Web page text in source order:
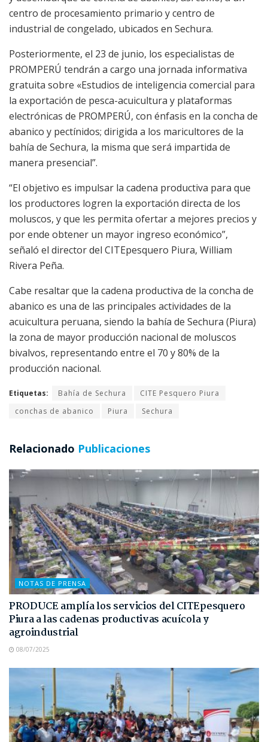
centro de procesamiento primario y centro de
industrial de congelado, ubicados en Sechura.
Posteriormente, el 23 de junio, los especialistas de
PROMPERÚ tendrán a cargo una jornada informativa
gratuita sobre «Estudios de inteligencia comercial para
la exportación de pesca-acuicultura y plataformas
electrónicas de PROMPERÚ, con énfasis en la concha de
abanico y pectínidos; dirigida a los maricultores de la
bahía de Sechura, la misma que será impartida de
manera presencial”.
“El objetivo es impulsar la cadena productiva para que
los productores logren la exportación directa de los
moluscos, y que les permita ofertar a mejores precios y
por ende obtener un mayor ingreso económico”,
señaló el director del CITEpesquero Piura, William
Rivera Peña.
Cabe resaltar que la cadena productiva de la concha de
abanico es una de las principales actividades de la
acuicultura peruana, siendo la bahía de Sechura (Piura)
la zona de mayor producción nacional de moluscos
bivalvos, representando entre el 70 y 80% de la
producción nacional.
Etiquetas: Bahía de Sechura
CITE Pesquero Piura
conchas de abanico
Piura Sechura
Relacionado Publicaciones
NOTAS DE PRENSA
PRODUCE amplía los servicios del CITEpesquero
Piura a las cadenas productivas acuícola y
agroindustrial
08/07/2025